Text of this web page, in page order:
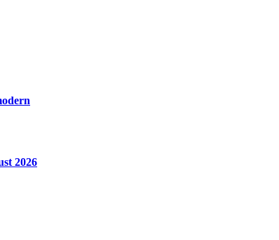
2026